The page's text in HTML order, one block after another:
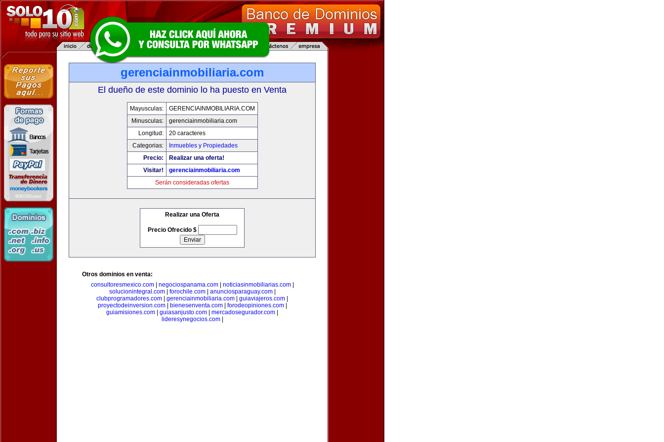
gerenciainmobiliaria.com
El dueño de este dominio lo ha puesto en Venta
Mayusculas:
GERENCIAINMOBILIARIA.COM
Minusculas:
gerenciainmobiliaria.com
Longitud:
20 caracteres
Categorias:
Inmuebles y Propiedades
Precio:
Realizar una oferta!
Visitar!
gerenciainmobiliaria.com
Serán consideradas ofertas
Realizar una Oferta
Precio Ofrecido $
Otros dominios en venta:
consultoresmexico.com| negociospanama.com| noticiasinmobiliarias.com|
solucionintegral.com| forochile.com| anunciosparaguay.com|
clubprogramadores.com
gerenciainmobiliaria.com guiaviajeros.com
proyectodeinversion.com| bienesenventa.com| forodeopiniones.com|
guiamisiones.com
guiasanjusto.com mercadosegurador.com
lideresynegocios.com|